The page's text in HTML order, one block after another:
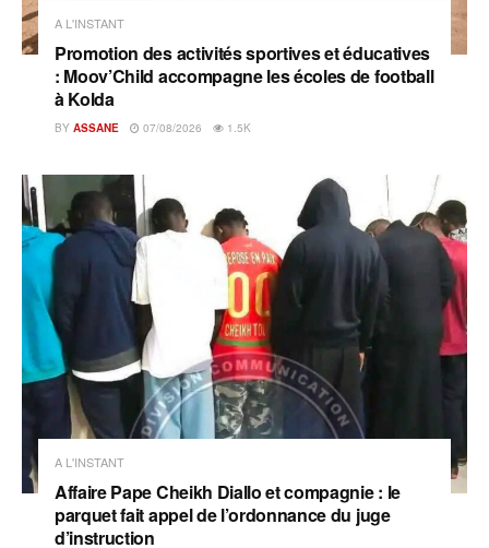
A L'INSTANT
Promotion des activités sportives et éducatives
: Moov’Child accompagne les écoles de football
à Kolda
BY ASSANE 07/08/2026 1.5K
A L'INSTANT
Affaire Pape Cheikh Diallo et compagnie : le
parquet fait appel de l’ordonnance du juge
d’instruction